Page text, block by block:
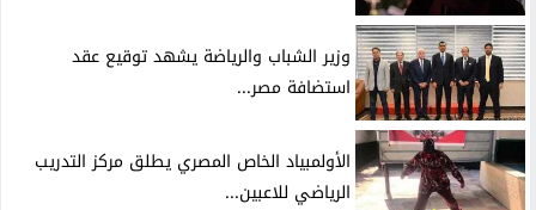
وزير الشباب والرياضة يشهد توقيع عقد
استضافة مصر...
الأولمبياد الخاص المصري يطلق مركز التدريب
الرياضي للاعبين...